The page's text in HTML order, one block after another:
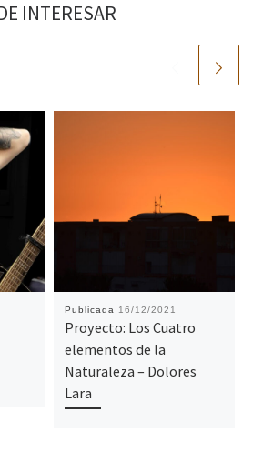
INTERESAR
Publicada 16/12/2021
Proyecto: Los Cuatro
elementos de la
Naturaleza – Dolores
Lara